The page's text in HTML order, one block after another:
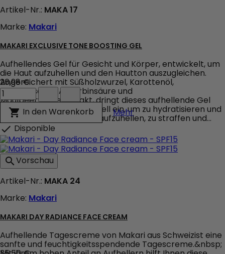
Artikel-Nr.: MAKA 17
Marke: Makari
MAKARI EXCLUSIVE TONE BOOSTING GEL
Aufhellendes Gel für Gesicht und Körper, entwickelt, um
die Haut aufzuhellen und den Hautton auszugleichen.
Angereichert mit Süßholzwurzel, Karottenöl,
Zitronensäure, Ascorbinsäure und
Maulbeerwurzelextrakt, dringt dieses aufhellende Gel
von Makari Exclusive schnell ein, um zu hydratisieren und
zu revitalisieren, die Haut aufzuhellen, zu straffen und...
26,98 €
Makari
Exclusive
Tone
Boosting
Gel
Produktmengenfeld
 In den Warenkorb MehrMakari Exclusive Tone
 Disponible
Vorschau
Artikel-Nr.: MAKA 24
Marke: Makari
MAKARI DAY RADIANCE FACE CREAM
Aufhellende Tagescreme von Makari aus Schweizist eine
sanfte und feuchtigkeitsspendende Tagescreme.&nbsp;